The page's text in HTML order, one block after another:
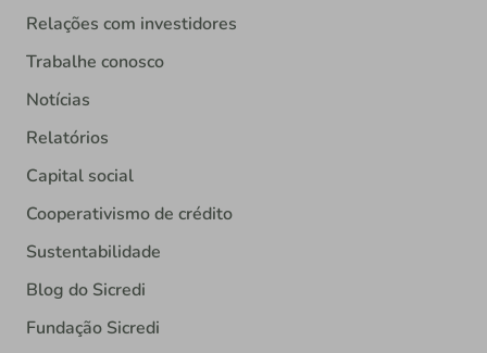
Relações com investidores
Trabalhe conosco
Notícias
Relatórios
Capital social
Cooperativismo de crédito
Sustentabilidade
Blog do Sicredi
Fundação Sicredi